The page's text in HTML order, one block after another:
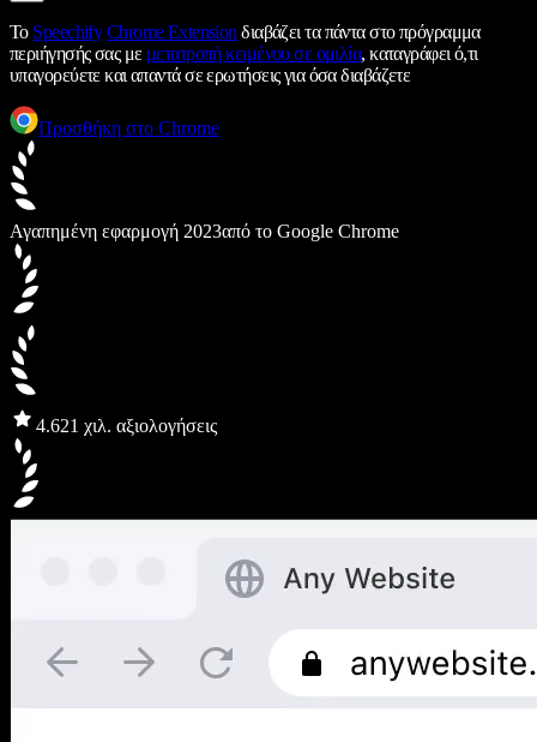
Το Speechify Chrome Extension διαβάζει τα πάντα στο πρόγραμμα
περιήγησής σας με μετατροπή κειμένου σε ομιλία, καταγράφει ό,τι
υπαγορεύετε και απαντά σε ερωτήσεις για όσα διαβάζετε
Προσθήκη στο Chrome
Αγαπημένη εφαρμογή 2023από το Google Chrome
4.621 χιλ. αξιολογήσεις